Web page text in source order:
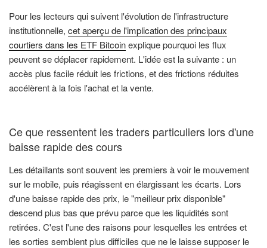
Pour les lecteurs qui suivent l'évolution de l'infrastructure
institutionnelle, cet aperçu de l'implication des principaux
courtiers dans les ETF Bitcoinexplique pourquoi les flux
peuvent se déplacer rapidement. L'idée est la suivante : un
accès plus facile réduit les frictions, et des frictions réduites
accélèrent à la fois l'achat et la vente.
Ce que ressentent les traders particuliers lors d'une
baisse rapide des cours
Les détaillants sont souvent les premiers à voir le mouvement
sur le mobile, puis réagissent en élargissant les écarts. Lors
d'une baisse rapide des prix, le "meilleur prix disponible"
descend plus bas que prévu parce que les liquidités sont
retirées. C'est l'une des raisons pour lesquelles les entrées et
les sorties semblent plus difficiles que ne le laisse supposer le